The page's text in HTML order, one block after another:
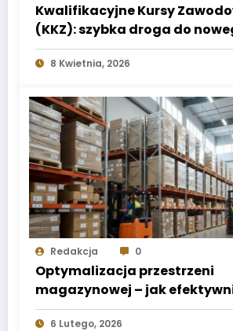
Kwalifikacyjne Kursy
(KKZ): szybka droga do
zawodu w dowolnym wieku
8 Kwietnia, 2026
Redakcja 0
Optymalizacja przestrzeni
magazynowej – jak
wykorzystać każdy metr
6 Lutego, 2026